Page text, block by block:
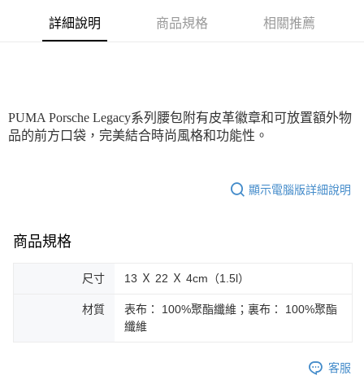
每筆NT$100，滿NT$1,800(含以上)免運費
宅配(離島恕不配送)
每筆NT$150，滿NT$1,800(含以上)免運費
詳細說明 商品規格 相關推薦
PUMA Porsche Legacy系列腰包附有皮革徽章和可放置額外物
品的前方口袋，完美結合時尚風格和功能性。
顯示電腦版詳細說明
商品規格
尺寸 13 Ｘ 22 Ｘ 4cm（1.5l）
材質
表布： 100%聚酯纖維；裏布： 100%聚酯
纖維
客服